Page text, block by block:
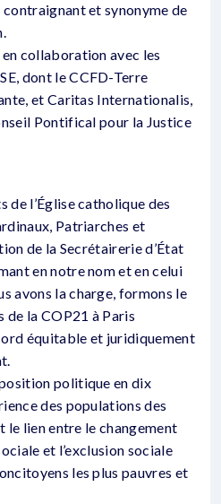
et synonyme de
collaboration avec les
dont le CCFD-Terre
et Caritas Internationalis,
Pontifical pour la Justice
de l’Église catholique des
Patriarches et
de la Secrétairerie d’État
en notre nom et en celui
avons la charge, formons le
la COP21 à Paris
équitable et juridiquement
politique en dix
des populations des
lien entre le changement
et l’exclusion sociale
les plus pauvres et